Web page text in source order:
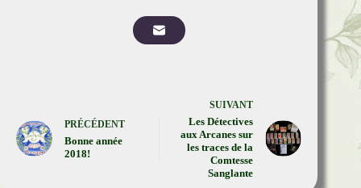
PRÉCÉDENT
Bonne année
2018!
SUIVANT
Les Détectives
aux Arcanes sur
les traces de la
Comtesse
Sanglante